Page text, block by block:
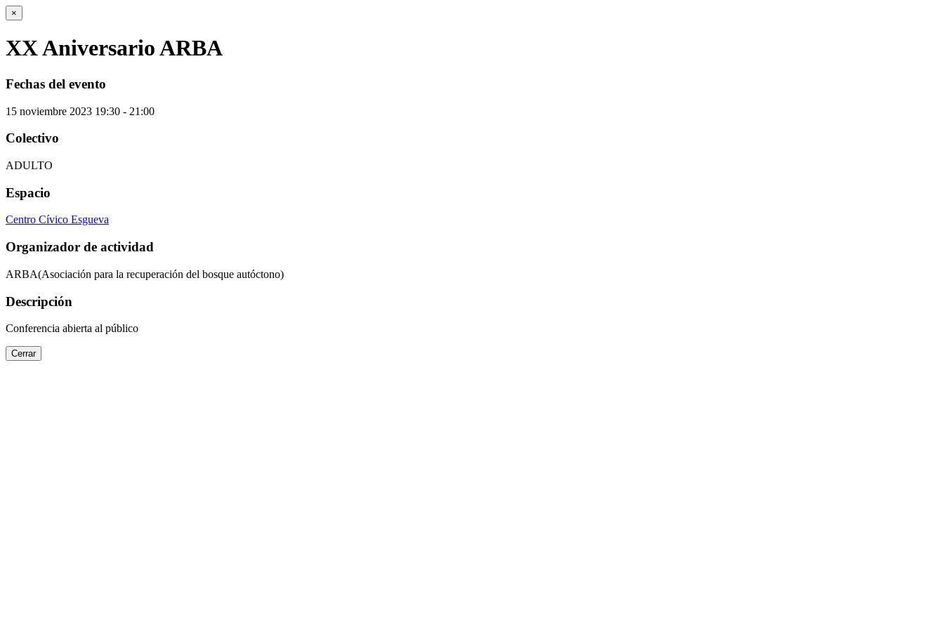
×
XX Aniversario ARBA
Fechas del evento
15 noviembre 2023 19:30 - 21:00
Colectivo
ADULTO
Espacio
Centro Cívico Esgueva
Organizador de actividad
ARBA(Asociación para la recuperación del bosque autóctono)
Descripción
Conferencia abierta al público
Cerrar